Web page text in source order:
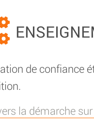
de confiance
la démarche